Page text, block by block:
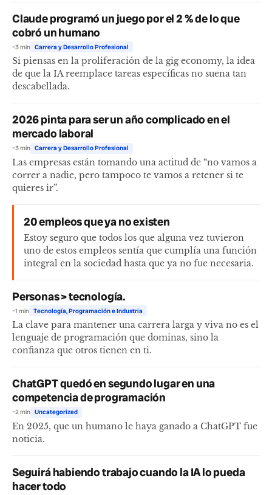
Claude programó un juego por el 2 % de lo que
cobró un humano
~3 min Carrera y Desarrollo Profesional
Si piensas en la proliferación de la gig economy, la idea
de que la IA reemplace tareas específicas no suena tan
descabellada.
2026 pinta para ser un año complicado en el
mercado laboral
~3 min Carrera y Desarrollo Profesional
Las empresas están tomando una actitud de “no vamos a
correr a nadie, pero tampoco te vamos a retener si te
quieres ir”.
20 empleos que ya no existen
Estoy seguro que todos los que alguna vez tuvieron
uno de estos empleos sentía que cumplía una función
integral en la sociedad hasta que ya no fue necesaria.
Personas > tecnología.
~1 min Tecnología, Programación e Industria
La clave para mantener una carrera larga y viva no es el
lenguaje de programación que dominas, sino la
confianza que otros tienen en ti.
ChatGPT quedó en segundo lugar en una
competencia de programación
~2 min Uncategorized
En 2025, que un humano le haya ganado a ChatGPT fue
noticia.
Seguirá habiendo trabajo cuando la IA lo pueda
hacer todo